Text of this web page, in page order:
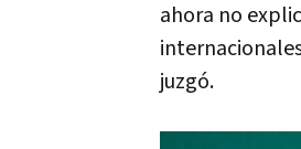
ahora no
juzgó.